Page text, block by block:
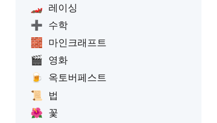
🏎️ 레이싱
➕ 수학
🧱 마인크래프트
🎬 영화
🍺 옥토버페스트
📜 법
🌺 꽃